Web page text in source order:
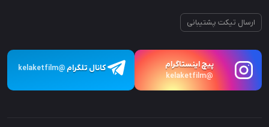
ارسال تیکت پشتیبانی
پیچ اینستاگرام
@kelaketfilm
کانال تلگرام @kelaketfilm